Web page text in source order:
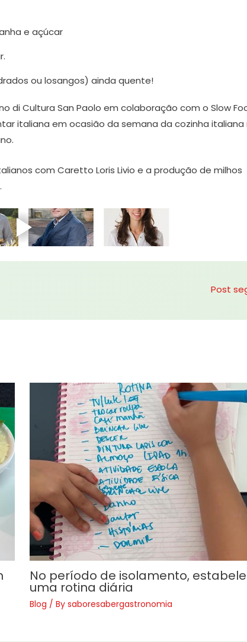
e açúcar
ou losangos) ainda quente!
di Cultura San Paolo em colaboração com o Slow
italiana em ocasião da semana da cozinha italiana
com Caretto Loris Livio e a produção de milhos
Post
No período de isolamento,
uma rotina diária
Blog / By saboresabergastronomia